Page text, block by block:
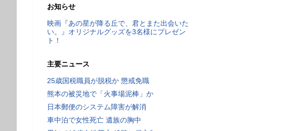
お知らせ
映画『あの星が降る丘で、君とまた出会いた
い。』オリジナルグッズを3名様にプレゼン
ト！
主要ニュース
25歳国税職員が脱税か 懲戒免職
熊本の被災地で「火事場泥棒」か
日本郵便のシステム障害が解消
車中泊で女性死亡 遺族の胸中